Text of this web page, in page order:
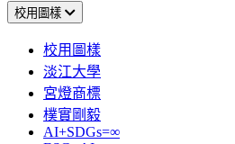
校用圖樣
校用圖樣
淡江大學
宮燈商標
樸實剛毅
AI+SDGs=∞